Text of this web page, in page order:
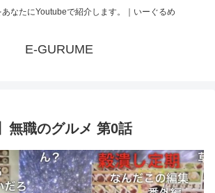
あなたにYoutubeで紹介します。｜いーぐるめ
E-GURUME
無職のグルメ 第0話